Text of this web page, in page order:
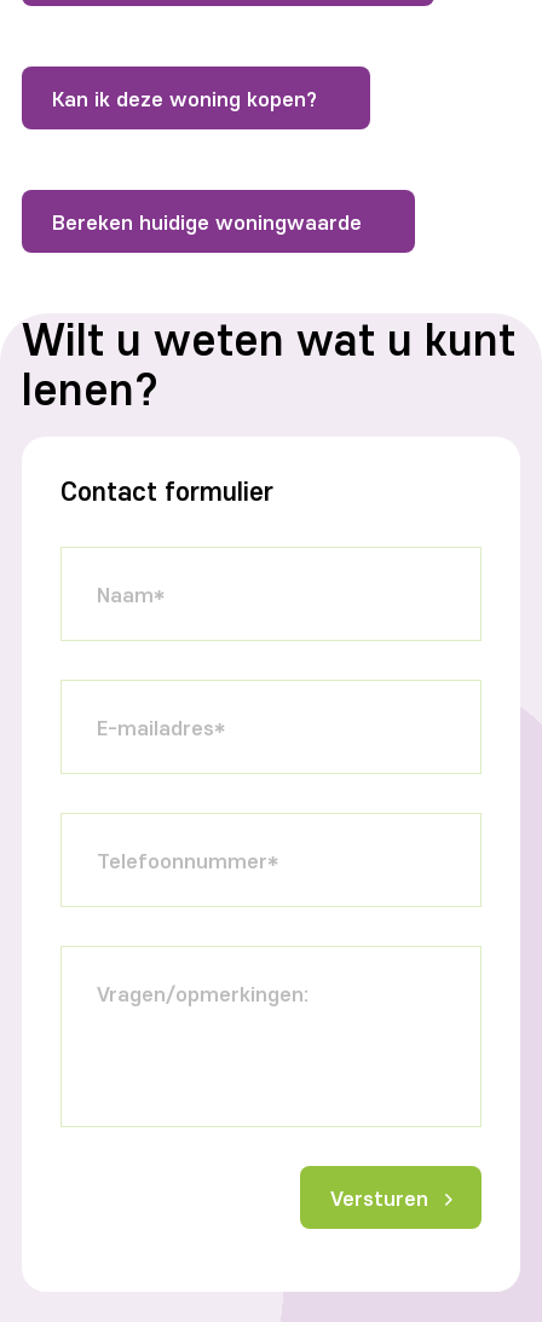
Kan ik deze woning kopen?
Bereken huidige woningwaarde
Wilt u weten wat u kunt
lenen?
Contact formulier
Naam*
E-mailadres*
Telefoonnummer*
Vragen/opmerkingen:
Versturen